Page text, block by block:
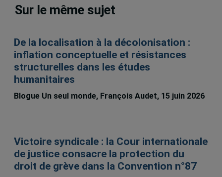
Sur le même sujet
De la localisation à la décolonisation :
inflation conceptuelle et résistances
structurelles dans les études
humanitaires
Blogue Un seul monde, François Audet, 15 juin 2026
Victoire syndicale : la Cour internationale
de justice consacre la protection du
droit de grève dans la Convention n°87